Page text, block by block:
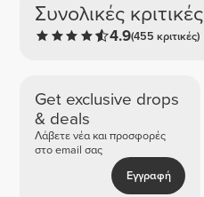
Συνολικές κριτικές
4.9(455 κριτικές)
Get exclusive drops
& deals
Λάβετε νέα και προσφορές
στο email σας
Εγγραφή